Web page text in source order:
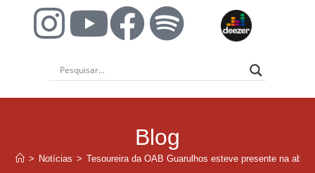
Blog
> Notícias > Tesoureira da OAB Guarulhos esteve presente na